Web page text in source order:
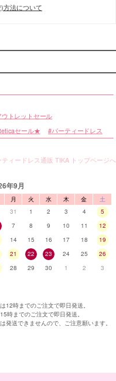
方法について
トレットセール
セール★ パーティードレス
ィードレス通販 TIKA トップページへ
年9月
月 火 水 木 金
土
31 1 2 3 4
5
7 8 9 10 11
12
14 15 16 17 18
19
21 22 23 24 25
26
28 29 30 1 2 3
12時までのご注文で即日発送。
時までのご注文で即日発送。
発送できませんので、ご注意願います。